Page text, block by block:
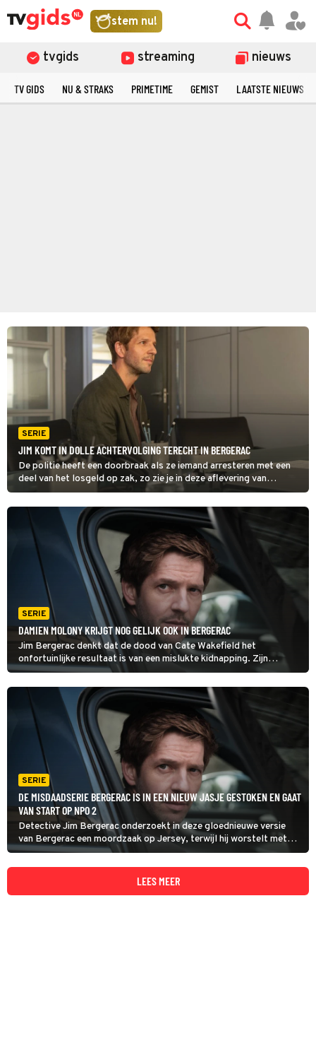
stem nu!
tvgids streaming nieuws
TV GIDS NU & STRAKS PRIMETIME GEMIST LAATSTE NIEUWS
SERIE
JIM KOMT IN DOLLE ACHTERVOLGING TERECHT IN BERGERAC
De politie heeft een doorbraak als ze iemand arresteren met een
deel van het losgeld op zak, zo zie je in deze aflevering van
Bergerac. Als blijkt dat de rest van het geld binnenkort wordt
opgehaald, begint Jim met dochter Kim in de auto aan een dolle
achtervolging.
SERIE
DAMIEN MOLONY KRIJGT NOG GELIJK OOK IN BERGERAC
Jim Bergerac denkt dat de dood van Cate Wakefield het
onfortuinlijke resultaat is van een mislukte kidnapping. Zijn
vermoeden komt in deze aflevering van Bergerac uit als Cates
geadopteerde dochter Lily even later daadwerkelijk wordt
ontvoerd.
SERIE
DE MISDAADSERIE BERGERAC IS IN EEN NIEUW JASJE GESTOKEN EN GAAT
VAN START OP NPO 2
Detective Jim Bergerac onderzoekt in deze gloednieuwe versie
van Bergerac een moordzaak op Jersey, terwijl hij worstelt met
het verdriet om zijn overleden vrouw en de zorg voor zijn
dochtertje.
LEES MEER